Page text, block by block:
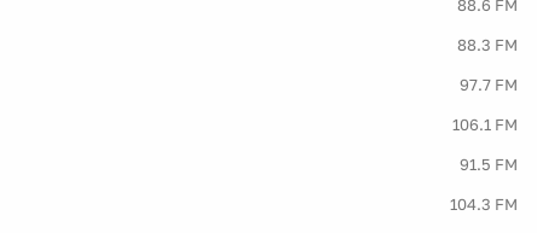
88.6 FM
88.3 FM
97.7 FM
106.1 FM
91.5 FM
104.3 FM